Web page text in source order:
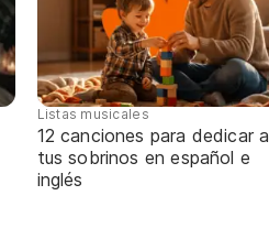
Listas musicales
12 canciones para dedicar a
tus sobrinos en español e
inglés